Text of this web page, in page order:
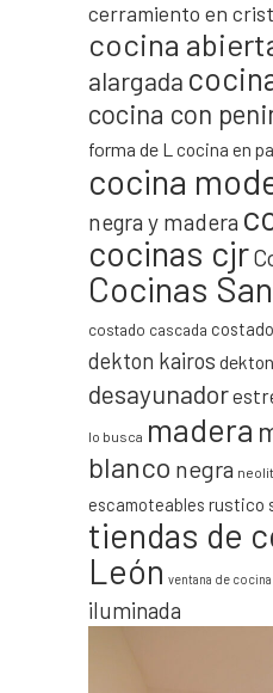
cerramiento en
cocina
alargada
cocina con
forma de L cocina en
cocina
negra y madera
cocinas cjr
Cocinas
costado cascada
dekton kairos
desayunador
lo busca madera
blanco negra
escamoteables rustico
tiendas de
León ventana de cocina
iluminada